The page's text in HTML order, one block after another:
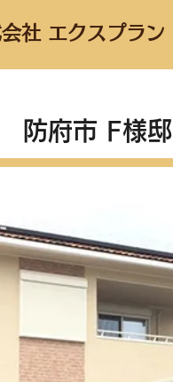
社 エクスプラン
防府市 F様邸